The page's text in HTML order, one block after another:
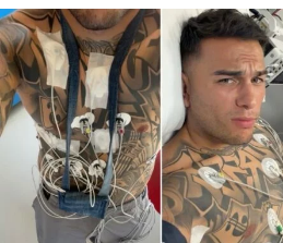
Oggi Perla non rinnega ciò
risposta a un amore che è
spiegato parlando dei
che continuano a sperare
Quell’amore, però, era
perché vissuto in una
finito per compromettere